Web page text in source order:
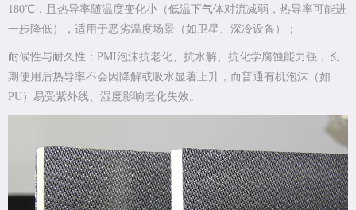
180℃，且热导率随温度变化小（低温下气体对流减弱，热导率可能进
一步降低），适用于恶劣温度场景（如卫星、深冷设备）；
耐候性与耐久性：PMI泡沫抗老化、抗水解、抗化学腐蚀能力强，长
期使用后热导率不会因降解或吸水显著上升，而普通有机泡沫（如
PU）易受紫外线、湿度影响老化失效。